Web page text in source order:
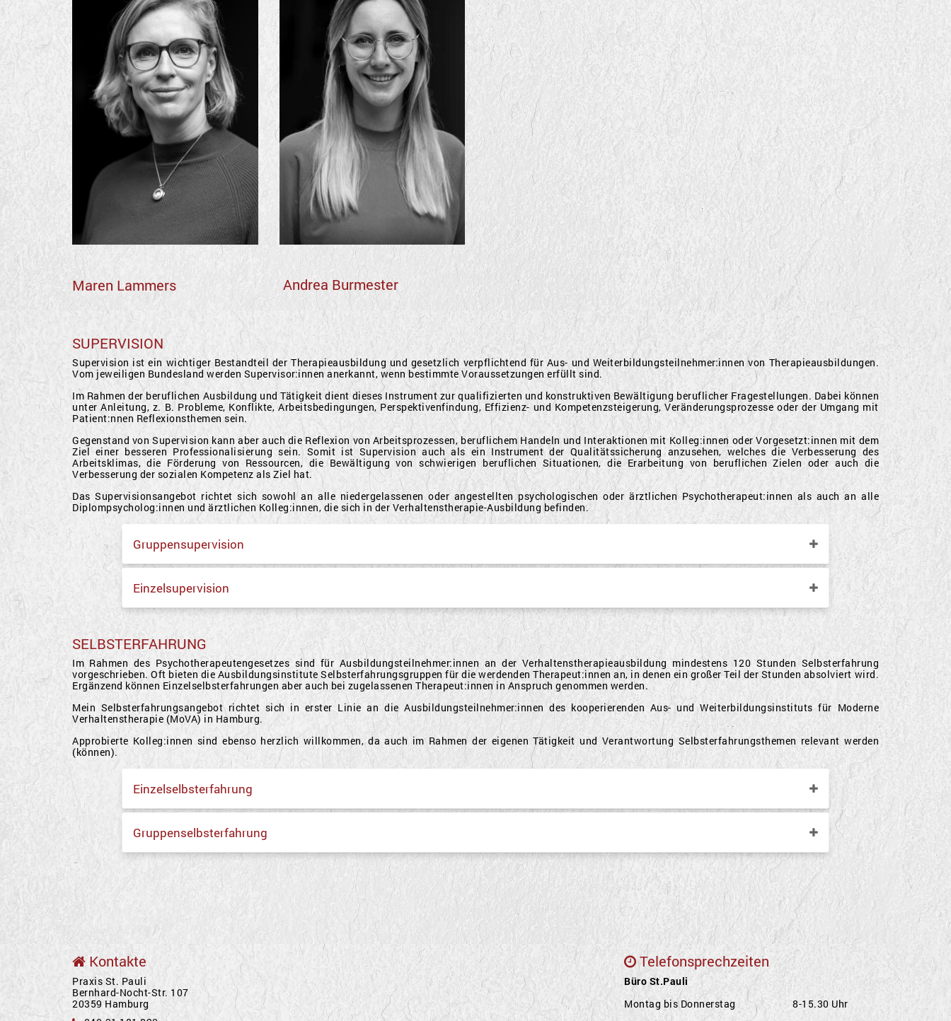
Maren Lammers Andrea Burmester
SUPERVISION
Supervision ist ein wichtiger Bestandteil der Therapieausbildung und gesetzlich verpflichtend für Aus- und Weiterbildungsteilnehmer:innen von Therapieausbildungen.
Vom jeweiligen Bundesland werden Supervisor:innen anerkannt, wenn bestimmte Voraussetzungen erfüllt sind.
Im Rahmen der beruflichen Ausbildung und Tätigkeit dient dieses Instrument zur qualifizierten und konstruktiven Bewältigung beruflicher Fragestellungen. Dabei können
unter Anleitung, z. B. Probleme, Konflikte, Arbeitsbedingungen, Perspektivenfindung, Effizienz- und Kompetenzsteigerung, Veränderungsprozesse oder der Umgang mit
Patient:nnen Reflexionsthemen sein.
Gegenstand von Supervision kann aber auch die Reflexion von Arbeitsprozessen, beruflichem Handeln und Interaktionen mit Kolleg:innen oder Vorgesetzt:innen mit dem
Ziel einer besseren Professionalisierung sein. Somit ist Supervision auch als ein Instrument der Qualitätssicherung anzusehen, welches die Verbesserung des
Arbeitsklimas, die Förderung von Ressourcen, die Bewältigung von schwierigen beruflichen Situationen, die Erarbeitung von beruflichen Zielen oder auch die
Verbesserung der sozialen Kompetenz als Ziel hat.
Das Supervisionsangebot richtet sich sowohl an alle niedergelassenen oder angestellten psychologischen oder ärztlichen Psychotherapeut:innen als auch an alle
Diplompsycholog:innen und ärztlichen Kolleg:innen, die sich in der Verhaltenstherapie-Ausbildung befinden.
Gruppensupervision
Einzelsupervision
SELBSTERFAHRUNG
Im Rahmen des Psychotherapeutengesetzes sind für Ausbildungsteilnehmer:innen an der Verhaltenstherapieausbildung mindestens 120 Stunden Selbsterfahrung
vorgeschrieben. Oft bieten die Ausbildungsinstitute Selbsterfahrungsgruppen für die werdenden Therapeut:innen an, in denen ein großer Teil der Stunden absolviert wird.
Ergänzend können Einzelselbsterfahrungen aber auch bei zugelassenen Therapeut:innen in Anspruch genommen werden.
Mein Selbsterfahrungsangebot richtet sich in erster Linie an die Ausbildungsteilnehmer:innen des kooperierenden Aus- und Weiterbildungsinstituts für Moderne
Verhaltenstherapie (MoVA) in Hamburg.
Approbierte Kolleg:innen sind ebenso herzlich willkommen, da auch im Rahmen der eigenen Tätigkeit und Verantwortung Selbsterfahrungsthemen relevant werden
(können).
Einzelselbsterfahrung
Gruppenselbsterfahrung
Kontakte
Praxis St. Pauli
Bernhard-Nocht-Str. 107
20359 Hamburg
Telefonsprechzeiten
Büro St.Pauli
Montag bis Donnerstag 8-15.30 Uhr